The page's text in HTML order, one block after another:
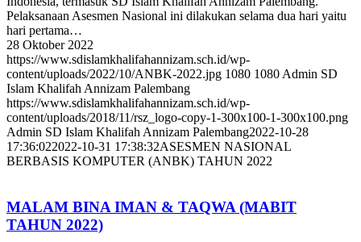
Pelaksanaan Asesmen Nasional ini dilakukan selama dua hari yaitu
hari pertama…
28 Oktober 2022
https://www.sdislamkhalifahannizam.sch.id/wp-
content/uploads/2022/10/ANBK-2022.jpg 1080 1080 Admin SD
Islam Khalifah Annizam Palembang
https://www.sdislamkhalifahannizam.sch.id/wp-
content/uploads/2018/11/rsz_logo-copy-1-300x100-1-300x100.png
Admin SD Islam Khalifah Annizam Palembang2022-10-28
17:36:022022-10-31 17:38:32ASESMEN NASIONAL
BERBASIS KOMPUTER (ANBK) TAHUN 2022
MALAM BINA IMAN & TAQWA (MABIT
TAHUN 2022)